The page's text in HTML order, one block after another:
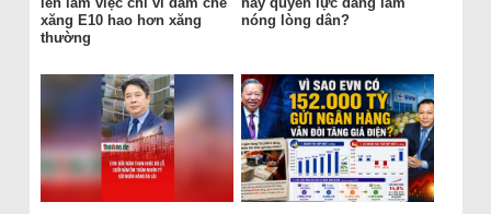
xăng E10 hao hơn xăng
thường
nóng lòng dân?